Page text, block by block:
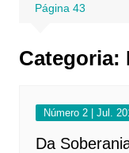
Página 43
Categoria:
Número 2 | Jul.
Da